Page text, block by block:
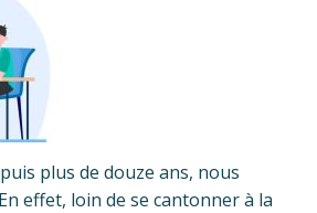
plus de douze ans, nous
effet, loin de se cantonner à la